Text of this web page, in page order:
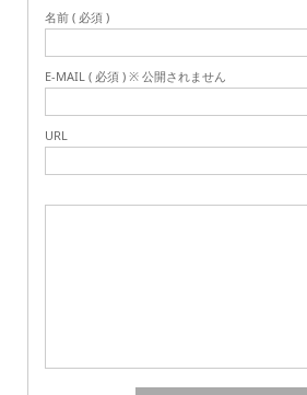
名前 ( 必須 )
E-MAIL ( 必須 ) ※ 公開されません
URL